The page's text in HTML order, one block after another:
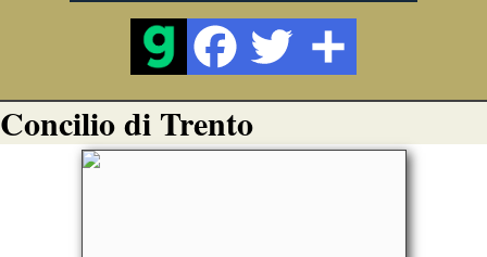
Concilio di Trento